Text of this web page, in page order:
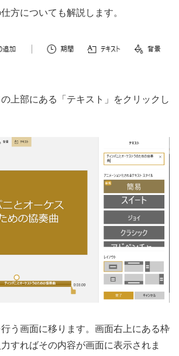
方についても解説します。
上部にある「テキスト」をクリックし
う画面に移ります。画面右上にある枠
すればその内容が画面に表示されま